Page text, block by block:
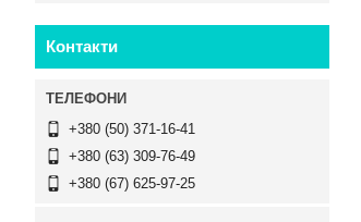
Контакти
+380 (50) 371-16-41
+380 (63) 309-76-49
+380 (67) 625-97-25